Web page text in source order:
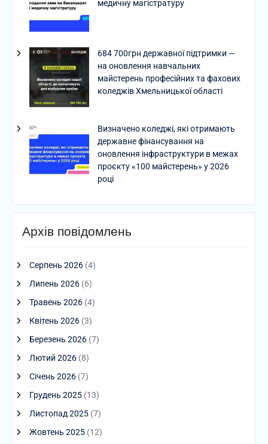
медичну магістратуру
684 700грн державної підтримки —
на оновлення навчальних
майстерень професійних та фахових
коледжів Хмельницької області
Визначено коледжі, які отримають
державне фінансування на
оновлення інфраструктури в межах
проєкту «100 майстерень» у 2026
році
Архів повідомлень
Серпень 2026(4)
Липень 2026(6)
Травень 2026(4)
Квітень 2026(3)
Березень 2026(7)
Лютий 2026(8)
Січень 2026(7)
Грудень 2025(13)
Листопад 2025(7)
Жовтень 2025(12)